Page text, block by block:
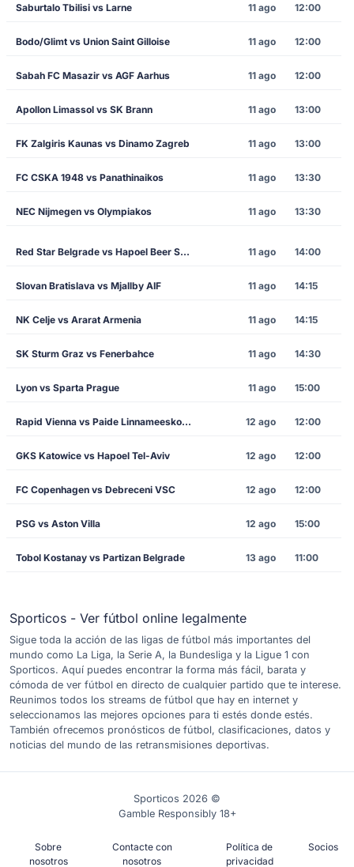
Saburtalo Tbilisi vs Larne 11 ago 12:00
Bodo/Glimt vs Union Saint Gilloise 11 ago 12:00
Sabah FC Masazir vs AGF Aarhus 11 ago 12:00
Apollon Limassol vs SK Brann 11 ago 13:00
FK Zalgiris Kaunas vs Dinamo Zagreb 11 ago 13:00
FC CSKA 1948 vs Panathinaikos 11 ago 13:30
NEC Nijmegen vs Olympiakos 11 ago 13:30
Red Star Belgrade vs Hapoel Beer Sheva 11 ago 14:00
Slovan Bratislava vs Mjallby AIF 11 ago 14:15
NK Celje vs Ararat Armenia 11 ago 14:15
SK Sturm Graz vs Fenerbahce 11 ago 14:30
Lyon vs Sparta Prague 11 ago 15:00
Rapid Vienna vs Paide Linnameeskond 12 ago 12:00
GKS Katowice vs Hapoel Tel-Aviv 12 ago 12:00
FC Copenhagen vs Debreceni VSC 12 ago 12:00
PSG vs Aston Villa 12 ago 15:00
Tobol Kostanay vs Partizan Belgrade 13 ago 11:00
Sporticos - Ver fútbol online legalmente
Sigue toda la acción de las ligas de fútbol más importantes del
mundo como La Liga, la Serie A, la Bundesliga y la Ligue 1 con
Sporticos. Aquí puedes encontrar la forma más fácil, barata y
cómoda de ver fútbol en directo de cualquier partido que te interese.
Reunimos todos los streams de fútbol que hay en internet y
seleccionamos las mejores opciones para ti estés donde estés.
También ofrecemos pronósticos de fútbol, clasificaciones, datos y
noticias del mundo de las retransmisiones deportivas.
Sporticos 2026 ©
Gamble Responsibly 18+
Sobre
nosotros
Contacte con
nosotros
Política de
privacidad
Socios